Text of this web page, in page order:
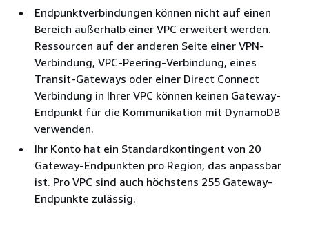
Endpunktverbindungen können nicht auf einen
Bereich außerhalb einer VPC erweitert werden.
Ressourcen auf der anderen Seite einer VPN-
Verbindung, VPC-Peering-Verbindung, eines
Transit-Gateways oder einer Direct Connect
Verbindung in Ihrer VPC können keinen Gateway-
Endpunkt für die Kommunikation mit DynamoDB
verwenden.
Ihr Konto hat ein Standardkontingent von 20
Gateway-Endpunkten pro Region, das anpassbar
ist. Pro VPC sind auch höchstens 255 Gateway-
Endpunkte zulässig.